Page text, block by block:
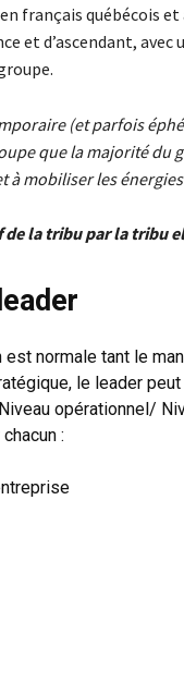
français québécois
et d’ascendant, avec
(et parfois
que la majorité du
à mobiliser les
de la tribu par la tribu
normale tant le
le leader peut
opérationnel/
: